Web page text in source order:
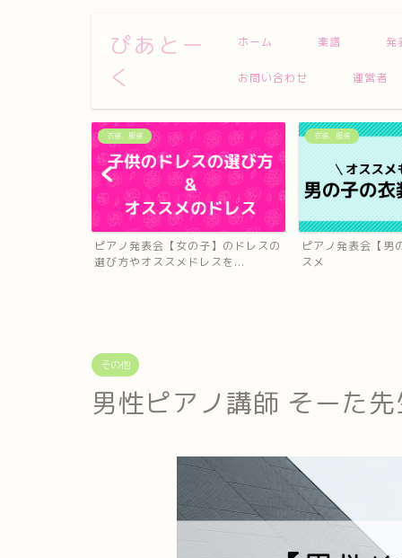
ぴあとー
く
ホーム 楽譜 発
お問い合わせ 運営者
衣装、服装
ピアノ発表会【男の子】衣装のオス
スメ
衣装、服装
【大人の女性向け
会、伴奏の服装に
その他
男性ピアノ講師 そーた